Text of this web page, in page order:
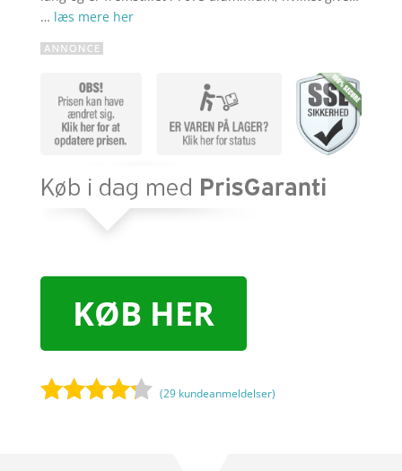
… læs mere her
KØB HER
(29 kundeanmeldelser)